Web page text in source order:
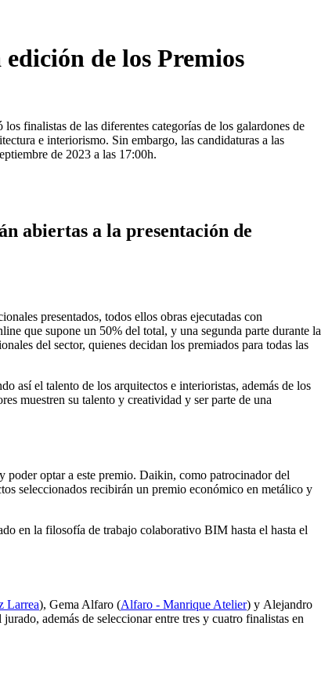
de los Premios
finalistas de las diferentes categorías de los galardones de
e interiorismo. Sin embargo, las candidaturas a las
de 2023 a las 17:00h.
abiertas a la presentación de
presentados, todos ellos obras ejecutadas con
que supone un 50% del total, y una segunda parte durante la
del sector, quienes decidan los premiados para todas las
así el talento de los arquitectos e interioristas, además de los
muestren su talento y creatividad y ser parte de una
poder optar a este premio. Daikin, como patrocinador del
seleccionados recibirán un premio económico en metálico y
en la filosofía de trabajo colaborativo BIM hasta el hasta el
Larrea), Gema Alfaro (Alfaro - Manrique Atelier) y Alejandro
además de seleccionar entre tres y cuatro finalistas en